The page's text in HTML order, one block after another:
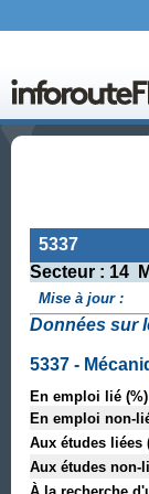
5337
Secteur : 14
Mise à jour :
Données sur
5337 -
En emploi lié
En emploi non-
Aux études liées
Aux études non-